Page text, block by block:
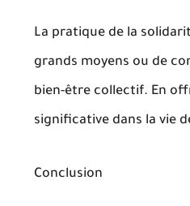
La pratique de la
grands moyens ou de
bien-être collectif. En
significative dans la vie
Conclusion